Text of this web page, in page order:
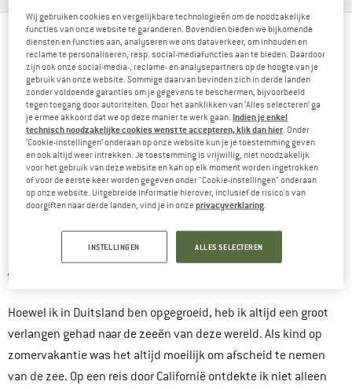
Bergvriendin sinds: 2020
Favoriete bergactiviteit:
Hoewel ik een absolute beginner ben, heb ik al veel plezier
gevonden in het snowboarden
Favoriete bergtop: -
Lievelingseten onderweg:
Er gaat niets boven een warme gistknoedel met vanillesaus...
Favoriete product: Rip Curl Flashbomb Wetsuit
Winter of zomer:
Hoewel ik in Duitsland ben opgegroeid, heb ik altijd een groot
verlangen gehad naar de zeeën van deze wereld. Als kind op
zomervakantie was het altijd moeilijk om afscheid te nemen
van de zee. Op een reis door Californië ontdekte ik niet alleen
Wij gebruiken cookies en vergelijkbare technologieën om de noodzakelijke
functies van onze website te garanderen. Bovendien bieden we bijkomende
diensten en functies aan, analyseren we ons dataverkeer, om inhouden en
reclame te personaliseren, resp. social-mediafuncties aan te bieden. Daardoor
zijn ook onze social-media-, reclame- en analysepartners op de hoogte van je
gebruik van onze website. Sommige daarvan bevinden zich in derde landen
zonder voldoende garanties om je gegevens te beschermen, bijvoorbeeld
tegen toegang door autoriteiten. Door het aanklikken van ‘Alles selecteren’ ga
je ermee akkoord dat we op deze manier te werk gaan. Indien je enkel
technisch noodzakelijke cookies wenst te accepteren, klik dan hier. Onder
‘Cookie-instellingen’ onderaan op onze website kun je je toestemming geven
en ook altijd weer intrekken. Je toestemming is vrijwillig, niet noodzakelijk
voor het gebruik van deze website en kan op elk moment worden ingetrokken
of voor de eerste keer worden gegeven onder "Cookie-instellingen" onderaan
op onze website. Uitgebreide informatie hierover, inclusief de risico's van
doorgiften naar derde landen, vind je in onzeprivacyverklaring.
INSTELLINGEN ALLES SELECTEREN